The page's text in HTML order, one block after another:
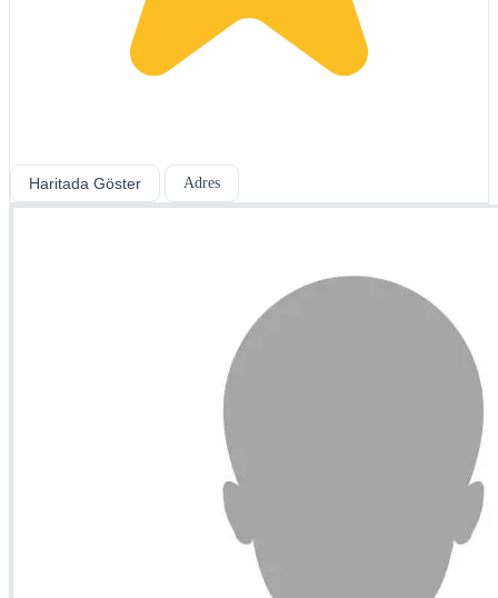
Haritada Göster Adres